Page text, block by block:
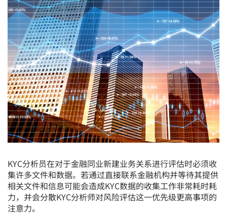
KYC分析员在对于金融同业新建业务关系进行评估时必须收
集许多文件和数据。若通过直接联系金融机构并等待其提供
相关文件和信息可能会造成KYC数据的收集工作非常耗时耗
力，并会分散KYC分析师对风险评估这一优先级更高事项的
注意力。